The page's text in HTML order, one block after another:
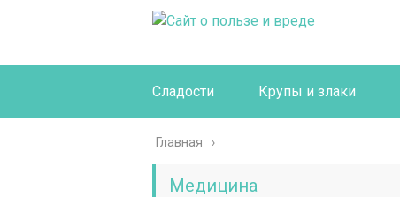
Сладости Крупы и злаки
Главная
Медицина